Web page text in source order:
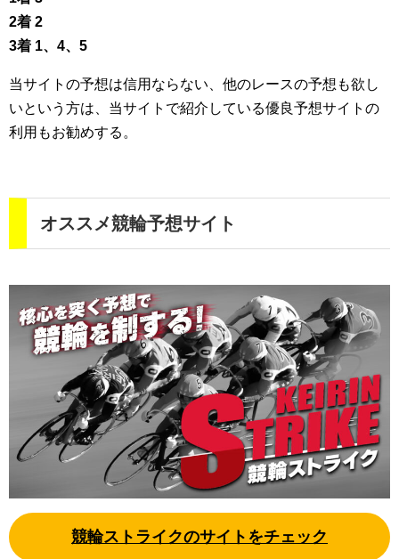
2着 2
3着 1、4、5
当サイトの予想は信用ならない、他のレースの予想も欲し
いという方は、当サイトで紹介している優良予想サイトの
利用もお勧めする。
オススメ競輪予想サイト
競輪ストライクのサイトをチェック